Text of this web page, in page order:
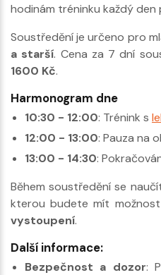
hodinám tréninku každý den
Soustředění je určeno pro
a starší. Cena za 7 dní
1600 Kč.
Harmonogram dne
10:30 - 12:00: Trénink s
12:00 - 13:00: Pauza na
13:00 - 14:30:
Během soustředění se
kterou budete mít
vystoupení.
Další informace:
Bezpečnost a dozor: